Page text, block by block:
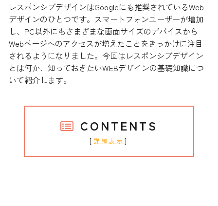
レスポンシブデザインはGoogleにも推奨されているWeb
デザインのひとつです。スマートフォンユーザーが増加
し、PC以外にもさまざまな画面サイズのデバイスから
Webページへのアクセスが増えたことをきっかけに注目
されるようになりました。今回はレスポンシブデザイン
とは何か、知っておきたいWEBデザインの基礎知識につ
いて紹介します。
CONTENTS
[ 詳細表示 ]